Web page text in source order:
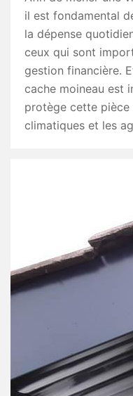
il est fondamental
la dépense
ceux qui sont
gestion financière.
cache moineau est
protège cette
climatiques et les